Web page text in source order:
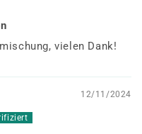
vielen Dank!
12/11/2024